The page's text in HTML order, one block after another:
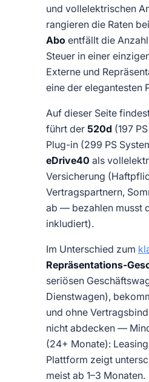
und vollelektrischen
rangieren die Raten
Abo entfällt die
Steuer in einer
Externe und
eine der elegantesten
Auf dieser Seite
führt der 520d (197
Plug-in (299 PS
eDrive40 als
Versicherung
Vertragspartnern,
ab — bezahlen musst
inkludiert).
Im Unterschied zum
Repräsentations-
seriösen
Dienstwagen),
und ohne
nicht abdecken —
(24+ Monate):
Plattform zeigt
meist ab 1–3 Monaten.